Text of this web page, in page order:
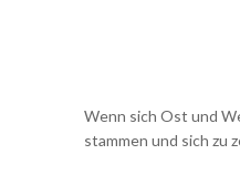
Wenn sich Ost und
stammen und sich zu